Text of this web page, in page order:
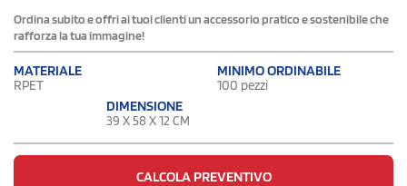
Ordina subito e offri ai tuoi clienti un accessorio pratico e sostenibile che
rafforza la tua immagine!
MATERIALE
RPET
MINIMO ORDINABILE
100 pezzi
DIMENSIONE
39 X 58 X 12 CM
CALCOLA PREVENTIVO